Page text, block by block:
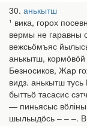
30 анькытш
¹ вика, горох
вермы не гаравны
вежсьӧмъяс
анькытш, кормӧвӧй
Безносиков, Жар
видз. анькытш
быттьӧ тасасис
— пиньясыс
шыльыдӧсь – – –.